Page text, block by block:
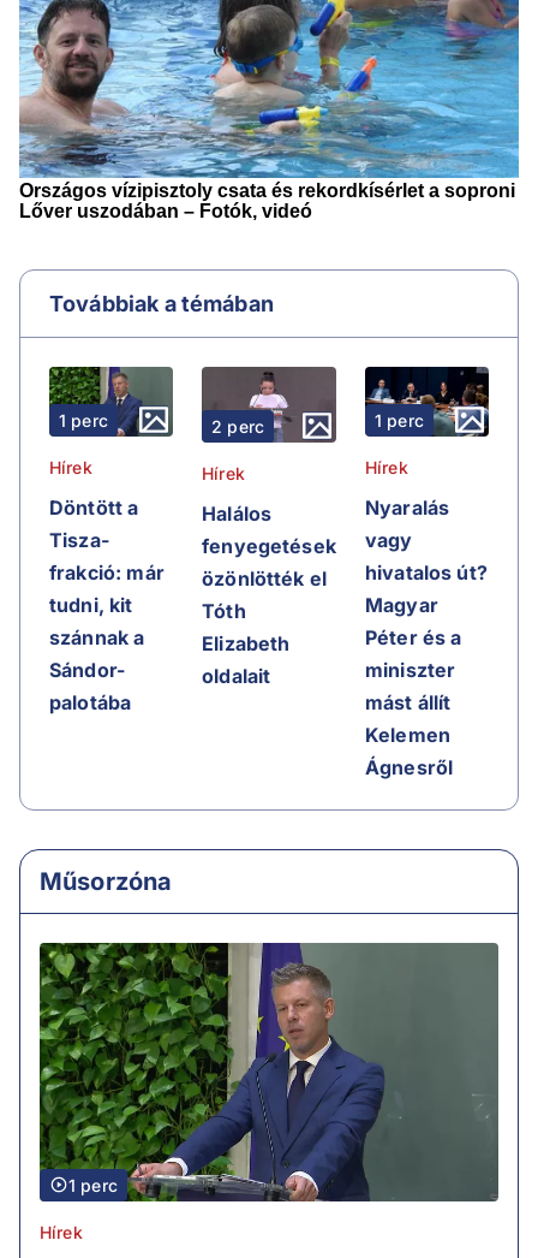
Továbbiak a témában
1 perc
Hírek
Döntött a
Tisza-
frakció: már
tudni, kit
szánnak a
Sándor-
palotába
2 perc
Hírek
Halálos
fenyegetések
özönlötték el
Tóth
Elizabeth
oldalait
1 perc
Hírek
Nyaralás
vagy
hivatalos út?
Magyar
Péter és a
miniszter
mást állít
Kelemen
Ágnesről
Műsorzóna
1 perc
Hírek